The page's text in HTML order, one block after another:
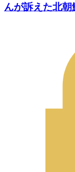
んが訴えた北